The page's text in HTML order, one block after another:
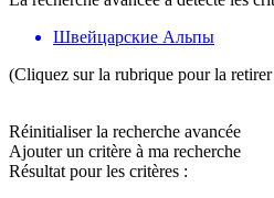
Швейцарские Альпы
(Cliquez sur la rubrique pour la
Réinitialiser la recherche avancée
Ajouter un critère à ma recherche
Résultat pour les critères :